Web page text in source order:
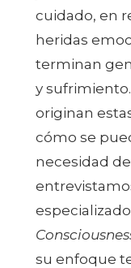
cuidado, en
heridas
terminan
y
originan
cómo se
necesidad
su enfoque